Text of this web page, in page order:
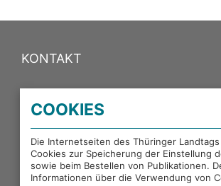
KONTAKT
PORTALE DES THÜRINGER
EXTERNE LINKS
COOKIES
Die Internetseiten des Thüringer
Cookies zur Speicherung der Einstellung
sowie beim Bestellen von Publikationen.
Informationen über die Verwendung von